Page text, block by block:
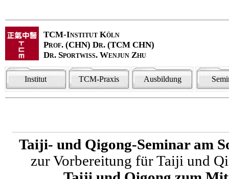
TCM-Institut Köln
Prof. (CHN) Dr. (TCM CHN)
Dr. Sportwiss. Wenjun Zhu
Institut TCM-Praxis Ausbildung
Taiji- und Qigong-Seminar am
zur Vorbereitung für Taiji und